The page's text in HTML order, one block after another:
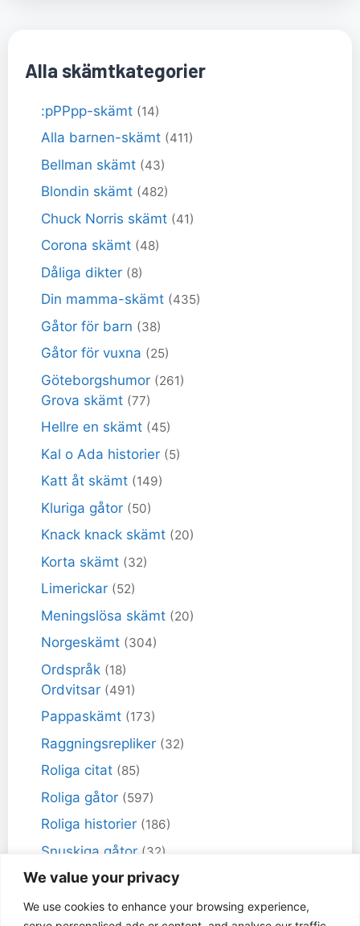
We value your privacy
We use cookies to enhance your browsing experience,
Alla skämtkategorier
:pPPpp-skämt (14)
Alla barnen-skämt (411)
Bellman skämt (43)
Blondin skämt (482)
Chuck Norris skämt (41)
Corona skämt (48)
Dåliga dikter (8)
Din mamma-skämt (435)
Gåtor för barn (38)
Gåtor för vuxna (25)
Göteborgshumor (261)
Grova skämt (77)
Hellre en skämt (45)
Kal o Ada historier (5)
Katt åt skämt (149)
Kluriga gåtor (50)
Knack knack skämt (20)
Korta skämt (32)
Limerickar (52)
Meningslösa skämt (20)
Norgeskämt (304)
Ordspråk (18)
Ordvitsar (491)
Pappaskämt (173)
Raggningsrepliker (32)
Roliga citat (85)
Roliga gåtor (597)
Roliga historier (186)
Snuskiga gåtor (32)
Snuskiga skämt(98)
Sportskämt (18)